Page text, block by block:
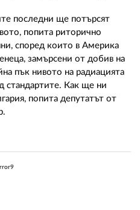
последни ще потърсят
попита риторично
според които в Америка
замърсени от добив на
пък нивото на радиацията
стандартите. Как ще ни
попита депутатът от